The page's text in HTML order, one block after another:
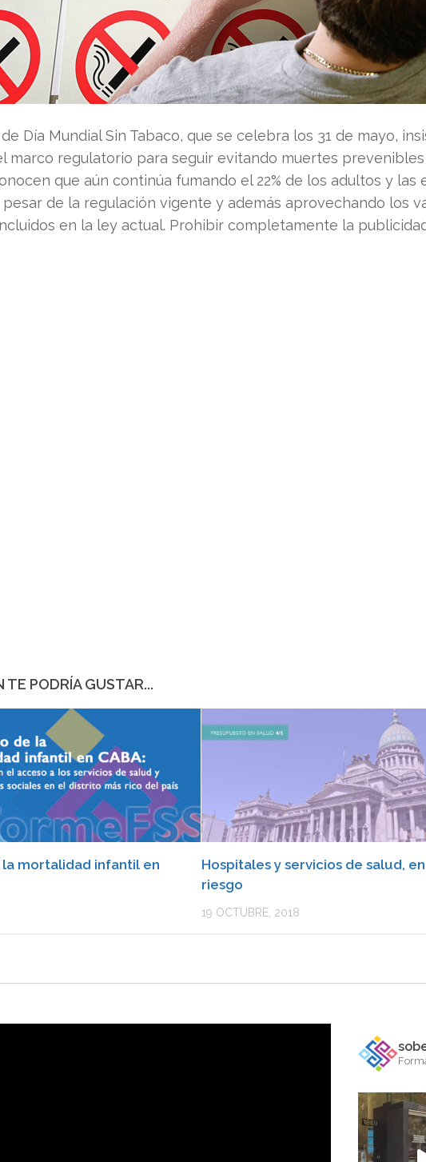
Día Mundial Sin Tabaco, que se celebra los 31 de mayo,
marco regulatorio para seguir evitando muertes
que aún continúa fumando el 22% de los adultos y
de la regulación vigente y además aprovechando los
en la ley actual. Prohibir completamente la
TE PODRÍA GUSTAR...
mortalidad infantil en
Hospitales y servicios de salud, en
riesgo
19 OCTUBRE, 2018